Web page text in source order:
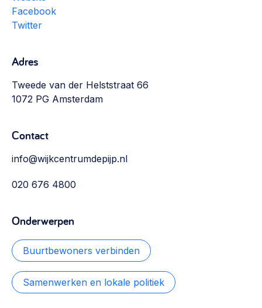
Facebook
Twitter
Adres
Tweede van der Helststraat 66
1072 PG Amsterdam
Contact
info@wijkcentrumdepijp.nl
020 676 4800
Onderwerpen
Buurtbewoners verbinden
Samenwerken en lokale politiek